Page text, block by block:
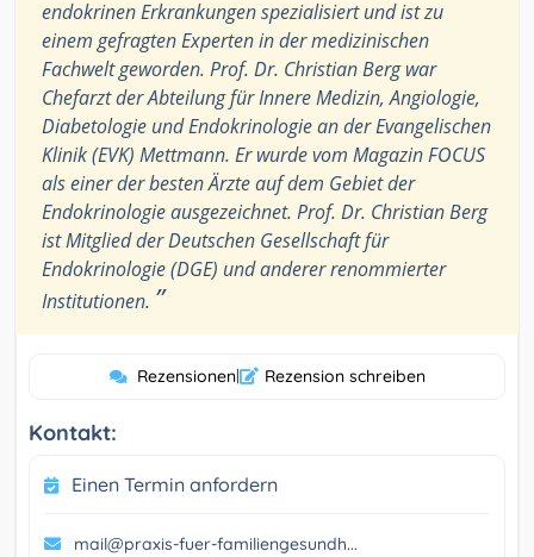
endokrinen Erkrankungen spezialisiert und ist zu
einem gefragten Experten in der medizinischen
Fachwelt geworden. Prof. Dr. Christian Berg war
Chefarzt der Abteilung für Innere Medizin, Angiologie,
Diabetologie und Endokrinologie an der Evangelischen
Klinik (EVK) Mettmann. Er wurde vom Magazin FOCUS
als einer der besten Ärzte auf dem Gebiet der
Endokrinologie ausgezeichnet. Prof. Dr. Christian Berg
ist Mitglied der Deutschen Gesellschaft für
Endokrinologie (DGE) und anderer renommierter
Institutionen. ”
Rezensionen| Rezension schreiben
Kontakt:
Einen Termin anfordern
mail@praxis-fuer-familiengesundh...